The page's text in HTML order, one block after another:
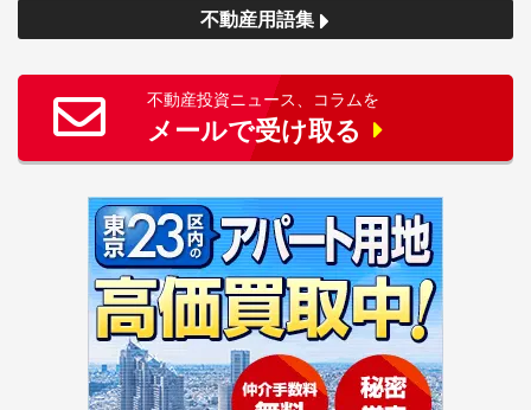
不動産用語集
不動産投資ニュース、コラムを
メールで受け取る